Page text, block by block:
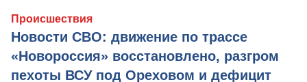
Происшествия
Новости СВО: движение по трассе
«Новороссия» восстановлено, разгром
пехоты ВСУ под Ореховом и дефицит